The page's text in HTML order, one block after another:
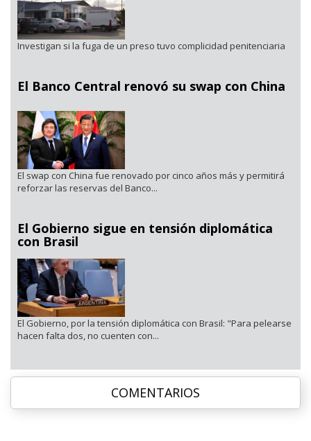
Investigan si la fuga de un preso tuvo complicidad penitenciaria
El Banco Central renovó su swap con China
El swap con China fue renovado por cinco años más y permitirá
reforzar las reservas del Banco...
El Gobierno sigue en tensión diplomática
con Brasil
El Gobierno, por la tensión diplomática con Brasil: "Para pelearse
hacen falta dos, no cuenten con...
COMENTARIOS